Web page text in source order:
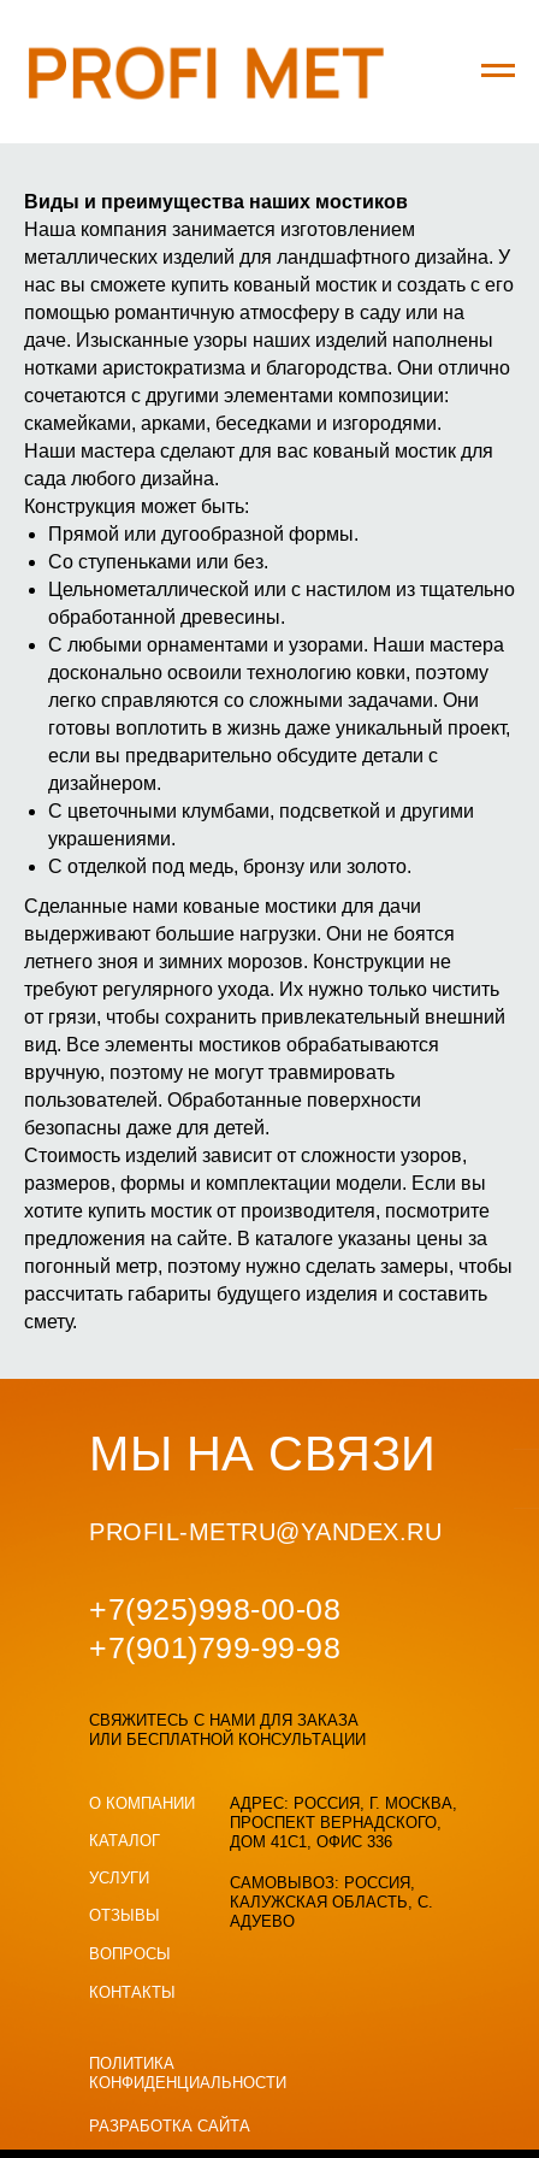
Главная → Каталог → Мостики кованые
Виды и преимущества наших мостиков
Наша компания занимается изготовлением
металлических изделий для ландшафтного дизайна. У
нас вы сможете купить кованый мостик и создать с его
помощью романтичную атмосферу в саду или на
даче. Изысканные узоры наших изделий наполнены
нотками аристократизма и благородства. Они отлично
сочетаются с другими элементами композиции:
скамейками, арками, беседками и изгородями.
Наши мастера сделают для вас кованый мостик для
сада любого дизайна.
Конструкция может быть:
Прямой или дугообразной формы.
Со ступеньками или без.
Цельнометаллической или с настилом из тщательно
обработанной древесины.
С любыми орнаментами и узорами. Наши мастера
досконально освоили технологию ковки, поэтому
легко справляются со сложными задачами. Они
готовы воплотить в жизнь даже уникальный проект,
если вы предварительно обсудите детали с
дизайнером.
С цветочными клумбами, подсветкой и другими
украшениями.
С отделкой под медь, бронзу или золото.
Сделанные нами кованые мостики для дачи
выдерживают большие нагрузки. Они не боятся
летнего зноя и зимних морозов. Конструкции не
требуют регулярного ухода. Их нужно только чистить
от грязи, чтобы сохранить привлекательный внешний
вид. Все элементы мостиков обрабатываются
вручную, поэтому не могут травмировать
пользователей. Обработанные поверхности
безопасны даже для детей.
Стоимость изделий зависит от сложности узоров,
размеров, формы и комплектации модели. Если вы
хотите купить мостик от производителя, посмотрите
предложения на сайте. В каталоге указаны цены за
погонный метр, поэтому нужно сделать замеры, чтобы
рассчитать габариты будущего изделия и составить
смету.
САМОВЫВОЗ: РОССИЯ,
КАЛУЖСКАЯ ОБЛАСТЬ, С.
АДУЕВО
АДРЕС: РОССИЯ, Г. МОСКВА,
ПРОСПЕКТ ВЕРНАДСКОГО,
ДОМ 41С1, ОФИС 336
КОНТАКТЫ
ВОПРОСЫ
ОТЗЫВЫ
УСЛУГИ
КАТАЛОГ
О КОМПАНИИ
ПОЛИТИКА
КОНФИДЕНЦИАЛЬНОСТИ
РАЗРАБОТКА САЙТА
СВЯЖИТЕСЬ С НАМИ ДЛЯ ЗАКАЗА
ИЛИ БЕСПЛАТНОЙ КОНСУЛЬТАЦИИ
+7(925)998-00-08
+7(901)799-99-98
PROFIL-METRU@YANDEX.RU
МЫ НА СВЯЗИ